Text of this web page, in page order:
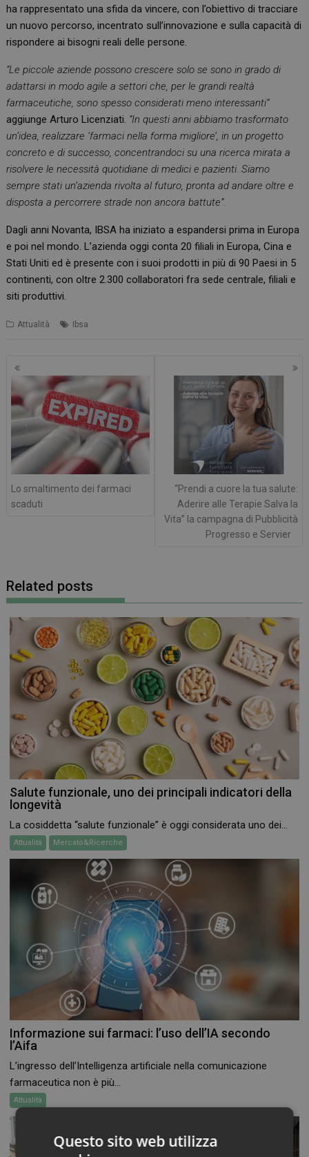
ha rappresentato una sfida da vincere, con l’obiettivo di tracciare
un nuovo percorso, incentrato sull’innovazione e sulla capacità di
rispondere ai bisogni reali delle persone.
“Le piccole aziende possono crescere solo se sono in grado di
adattarsi in modo agile a settori che, per le grandi realtà
farmaceutiche, sono spesso considerati meno interessanti”
aggiunge Arturo Licenziati. “In questi anni abbiamo trasformato
un’idea, realizzare ‘farmaci nella forma migliore’, in un progetto
concreto e di successo, concentrandoci su una ricerca mirata a
risolvere le necessità quotidiane di medici e pazienti. Siamo
sempre stati un’azienda rivolta al futuro, pronta ad andare oltre e
disposta a percorrere strade non ancora battute”.
Dagli anni Novanta, IBSA ha iniziato a espandersi prima in Europa
e poi nel mondo. L’azienda oggi conta 20 filiali in Europa, Cina e
Stati Uniti ed è presente con i suoi prodotti in più di 90 Paesi in 5
continenti, con oltre 2.300 collaboratori fra sede centrale, filiali e
siti produttivi.
Attualità Ibsa
Navigazione
articoli
Lo smaltimento dei farmaci
scaduti
“Prendi a cuore la tua salute:
Aderire alle Terapie Salva la
Vita” la campagna di Pubblicità
Progresso e Servier
Related posts
Salute funzionale, uno dei principali indicatori della
longevità
La cosiddetta “salute funzionale” è oggi considerata uno dei...
Attualità Mercato&Ricerche
Informazione sui farmaci: l’uso dell’IA secondo
l’Aifa
L’ingresso dell’Intelligenza artificiale nella comunicazione
farmaceutica non è più...
Attualità
Questo sito web utilizza